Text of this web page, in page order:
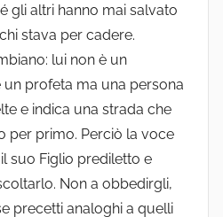
gli altri hanno mai salvato
stava per cadere.
lui non è un
profeta ma una persona
e indica una strada che
per primo. Perciò la voce
suo Figlio prediletto e
Non a obbedirgli,
precetti analoghi a quelli